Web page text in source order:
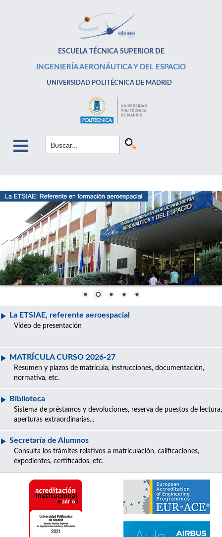
ESCUELA TÉCNICA SUPERIOR DE
INGENIERÍA AERONÁUTICA Y DEL ESPACIO
UNIVERSIDAD POLITÉCNICA DE MADRID
La ETSIAE, referente aeroespacial
Vídeo de presentación
MATRÍCULA CURSO 2026-27
Resumen y plazos de matrícula, instrucciones, documentación,
normativa, etc.
Biblioteca
Sistema de préstamos y devoluciones, reserva de puestos de lectura,
aperturas extraordinarias...
Secretaría de Alumnos
Consulta los trámites relativos a matriculación, calificaciones,
expedientes, certificados, etc.